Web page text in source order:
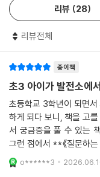
물은 전기가 잘 통하기 때
가 훨씬 잘 흐르겠지? 여
도 감전 사고는 여름에 많
--- p.107
이미 우리 주변에는 다양
기판은 모두 센서 덕분이
를 감지하는 센서가 있기
--- p.117
리뷰 28
리뷰전체
종이책
초3 아이가 발전소에
초등학교 3학년이 되면
하게 되다 보니, 책을 고
서 궁금증을 풀 수 있는
그런 점에서 **《질문하
터 참 잘 만들어진 책이
방적으로 설명하는 책이
o******3